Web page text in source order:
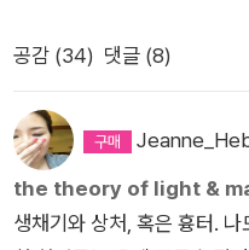
이라는 책 제목이 생각나는
의 발견』과 함께 읽으면 좋
시키고 단정하게 해주는 힘
그럴지도 모르겠다. 여하튼
럴 것이다. 언제나 그러했듯,
하니까.
만의 고유명사가 아닌 게 분
고 봐. 삼합 ..누가 시켜서 하는 아낌이 아니니이것이 화두인가
하였다 대서 데서 이 여름에 물이이 얼음으로 얼어붙기까지얼
마나 이를 악물었을지얼음을 깨물어보
이 맹물로 짠맛을 낸다면얼
짝 풍짝짝사람들이 춤을 덩
사라지면 안 되나요목덜미에
태엽 풀린 인형들등 뒤에는 매미처럼 당
｀, 58쪽)(중략)언젠가 닥칠
위해 우리는 일부러 이렇게
하는 책읽기 106쪽
여울 작가다. 작가가 추천한
깜시나 소생이 읽은 책은 단
드 빠르디유가 출연하는 <마
었다. (여기서 퀴즈 하나....문:이
코!!! 크크크... 썰렁하죠? 납
보지 못했다. 영화로 읽는
공감 (34) 댓글 (8)
the theory of light &
생채기와 상처, 혹은 흉터.